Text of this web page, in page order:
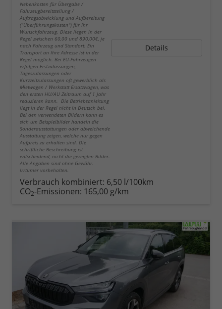
Nebenkosten für Übergabe /
Fahrzeugbereitstellung /
Auftragsabwicklung und Aufbereitung
("Überführungskosten") für Ihr
Wunschfahrzeug. Diese liegen in der
Regel zwischen 60,00 und 890,00€, je
nach Fahrzeug und Standort. Ein
Transport an Ihre Adresse ist in der
Regel möglich. Bei EU-Fahrzeugen
erfolgen Erstzulassungen,
Tageszulassungen oder
Kurzzeitzulassungen oft gewerblich als
Mietwagen / Werkstatt Ersatzwagen, was
den ersten HU/AU Zeitraum auf 1 Jahr
reduzieren kann. Die Betriebsanleitung
liegt in der Regel nicht in Deutsch bei.
Bei den verwendeten Bildern kann es
sich um Beispielbilder handeln die
Sonderausstattungen oder abweichende
Ausstattung zeigen, welche nur gegen
Aufpreis zu erhalten sind. Die
schriftliche Beschreibung ist
entscheidend, nicht die gezeigten Bilder.
Alle Angaben sind ohne Gewähr.
Irrtümer vorbehalten.
Details
Verbrauch kombiniert: 6,50 l/100km
CO2-Emissionen: 165,00 g/km